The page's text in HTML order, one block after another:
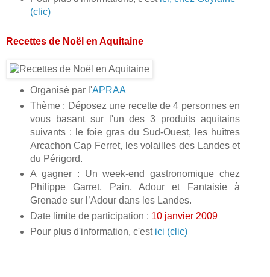
(clic)
Recettes de Noël en Aquitaine
Organisé par l'APRAA
Thème : Déposez une recette de 4 personnes en
vous basant sur l'un des 3 produits aquitains
suivants : le foie gras du Sud-Ouest, les huîtres
Arcachon Cap Ferret, les volailles des Landes et
du Périgord.
A gagner : Un week-end gastronomique chez
Philippe Garret, Pain, Adour et Fantaisie à
Grenade sur l’Adour dans les Landes.
Date limite de participation : 10 janvier 2009
Pour plus d'information, c'est ici (clic)